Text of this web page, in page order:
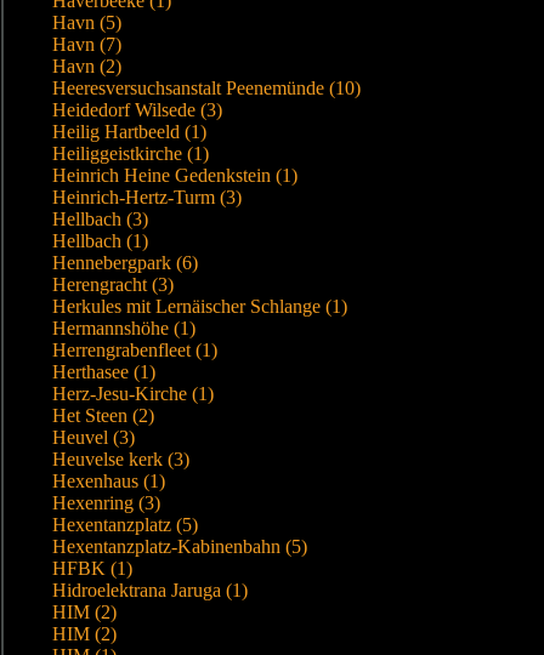
Havn (5)
Havn (7)
Havn (2)
Heeresversuchsanstalt Peenemünde (10)
Heidedorf Wilsede (3)
Heilig Hartbeeld (1)
Heiliggeistkirche (1)
Heinrich Heine Gedenkstein (1)
Heinrich-Hertz-Turm (3)
Hellbach (3)
Hellbach (1)
Hennebergpark (6)
Herengracht (3)
Herkules mit Lernäischer Schlange (1)
Hermannshöhe (1)
Herrengrabenfleet (1)
Herthasee (1)
Herz-Jesu-Kirche (1)
Het Steen (2)
Heuvel (3)
Heuvelse kerk (3)
Hexenhaus (1)
Hexenring (3)
Hexentanzplatz (5)
Hexentanzplatz-Kabinenbahn (5)
HFBK (1)
Hidroelektrana Jaruga (1)
HIM (2)
HIM (2)